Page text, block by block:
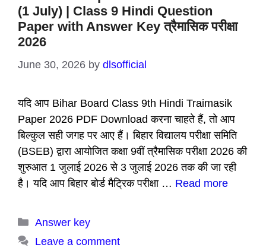
(1 July) | Class 9 Hindi Question
Paper with Answer Key त्रैमासिक परीक्षा
2026
June 30, 2026 by dlsofficial
यदि आप Bihar Board Class 9th Hindi Traimasik
Paper 2026 PDF Download करना चाहते हैं, तो आप
बिल्कुल सही जगह पर आए हैं। बिहार विद्यालय परीक्षा समिति
(BSEB) द्वारा आयोजित कक्षा 9वीं त्रैमासिक परीक्षा 2026 की
शुरुआत 1 जुलाई 2026 से 3 जुलाई 2026 तक की जा रही
है। यदि आप बिहार बोर्ड मैट्रिक परीक्षा … Read more
Categories
Answer key
Leave a comment